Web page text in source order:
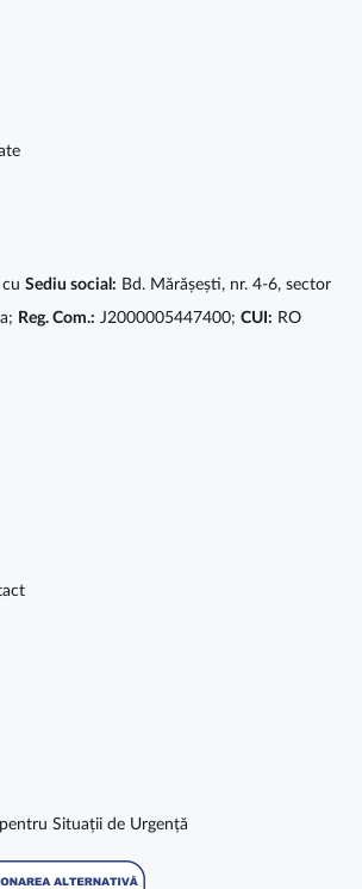
cu Sediu social: Bd. Mărășești, nr. 4-6, sector
Reg. Com.: J2000005447400; CUI: RO
Situații de Urgență